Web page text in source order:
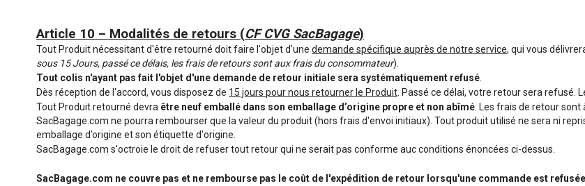
Article 10 – Modalités de retours (CF CVG SacBagage)
Tout Produit nécessitant d'être retourné doit faire l'objet d'une demande spécifique auprès de notre service, qui vous
sous 15 Jours, passé ce délais, les frais de retours sont aux frais du consommateur).
Tout colis n'ayant pas fait l'objet d'une demande de retour initiale sera systématiquement refusé.
Dès réception de l'accord, vous disposez de 15 jours pour nous retourner le Produit. Passé ce délai, votre retour sera refusé.
Tout Produit retourné devra être neuf emballé dans son emballage d’origine propre et non abîmé. Les frais de retour sont
SacBagage.com ne pourra rembourser que la valeur du produit (hors frais d'envoi initiaux). Tout produit utilisé ne sera ni
emballage d’origine et son étiquette d'origine.
SacBagage.com s'octroie le droit de refuser tout retour qui ne serait pas conforme auc conditions énoncées ci-dessus.
SacBagage.com ne couvre pas et ne rembourse pas le coût de l'expédition de retour lorsqu'une commande est